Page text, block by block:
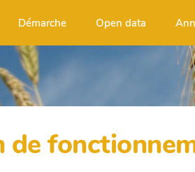
Démarche Open data
de